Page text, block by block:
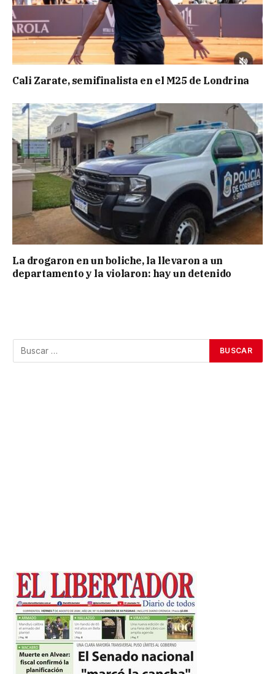
Cali Zarate, semifinalista en el M25 de Londrina
La drogaron en un boliche, la llevaron a un
departamento y la violaron: hay un detenido